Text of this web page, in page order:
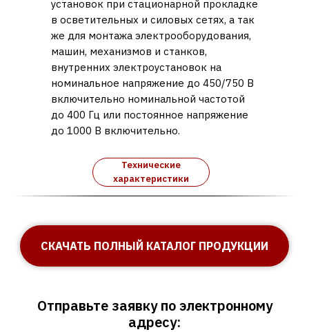
установок при стационарной прокладке
в осветительных и силовых сетях, а так
же для монтажа электрооборудования,
машин, механизмов и станков,
внутренних электроустановок на
номинальное напряжение до 450/750 В
включительно номинальной частотой
до 400 Гц или постоянное напряжение
до 1000 В включительно.
Технические
характеристики
СКАЧАТЬ ПОЛНЫЙ КАТАЛОГ ПРОДУКЦИИ
Отправьте заявку по электронному
адресу: